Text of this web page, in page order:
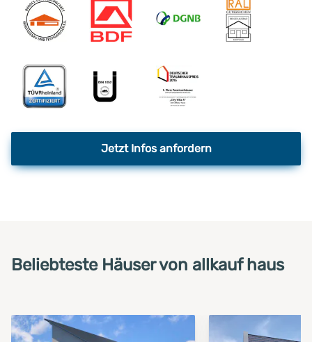
Jetzt Infos anfordern
Beliebteste Häuser von allkauf haus